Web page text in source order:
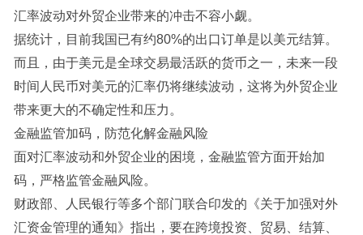
汇率波动对外贸企业带来的冲击不容小觑。
据统计，目前我国已有约80%的出口订单是以美元结算。
而且，由于美元是全球交易最活跃的货币之一，未来一段
时间人民币对美元的汇率仍将继续波动，这将为外贸企业
带来更大的不确定性和压力。
金融监管加码，防范化解金融风险
面对汇率波动和外贸企业的困境，金融监管方面开始加
码，严格监管金融风险。
财政部、人民银行等多个部门联合印发的《关于加强对外
汇资金管理的通知》指出，要在跨境投资、贸易、结算、